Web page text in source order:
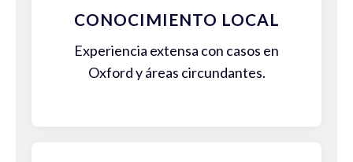
CONOCIMIENTO LOCAL
Experiencia extensa con casos en
Oxford y áreas circundantes.